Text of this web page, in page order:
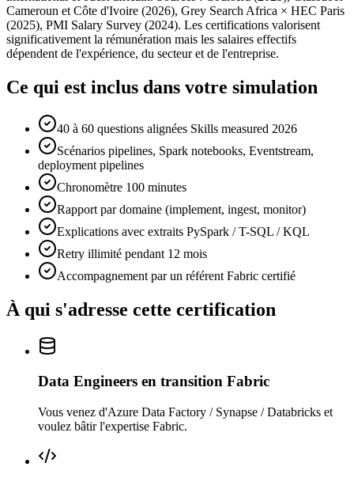
Cameroun et Côte d'Ivoire (2026), Grey Search Africa × HEC Paris
(2025), PMI Salary Survey (2024). Les certifications valorisent
significativement la rémunération mais les salaires effectifs
dépendent de l'expérience, du secteur et de l'entreprise.
Ce qui est inclus dans votre simulation
40 à 60 questions alignées Skills measured 2026
Scénarios pipelines, Spark notebooks, Eventstream,
deployment pipelines
Chronomètre 100 minutes
Rapport par domaine (implement, ingest, monitor)
Explications avec extraits PySpark / T-SQL / KQL
Retry illimité pendant 12 mois
Accompagnement par un référent Fabric certifié
À qui s'adresse cette certification
Data Engineers en transition Fabric
Vous venez d'Azure Data Factory / Synapse / Databricks et
voulez bâtir l'expertise Fabric.